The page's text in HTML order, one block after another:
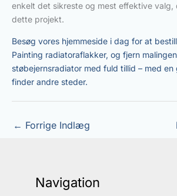
enkelt det sikreste og mest effektive
dette projekt.
Besøg vores hjemmeside i dag for at
Painting radiatoraflakker, og fjern
støbejernsradiator med fuld tillid – med
finder andre steder.
← Forrige Indlæg
Navigation